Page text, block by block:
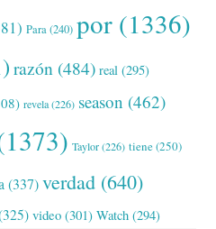
Para(240) por (1336)
razón (484) real (295)
revela(226) season (462)
Taylor(226) tiene(250)
(337) verdad (640)
video (301) Watch (294)